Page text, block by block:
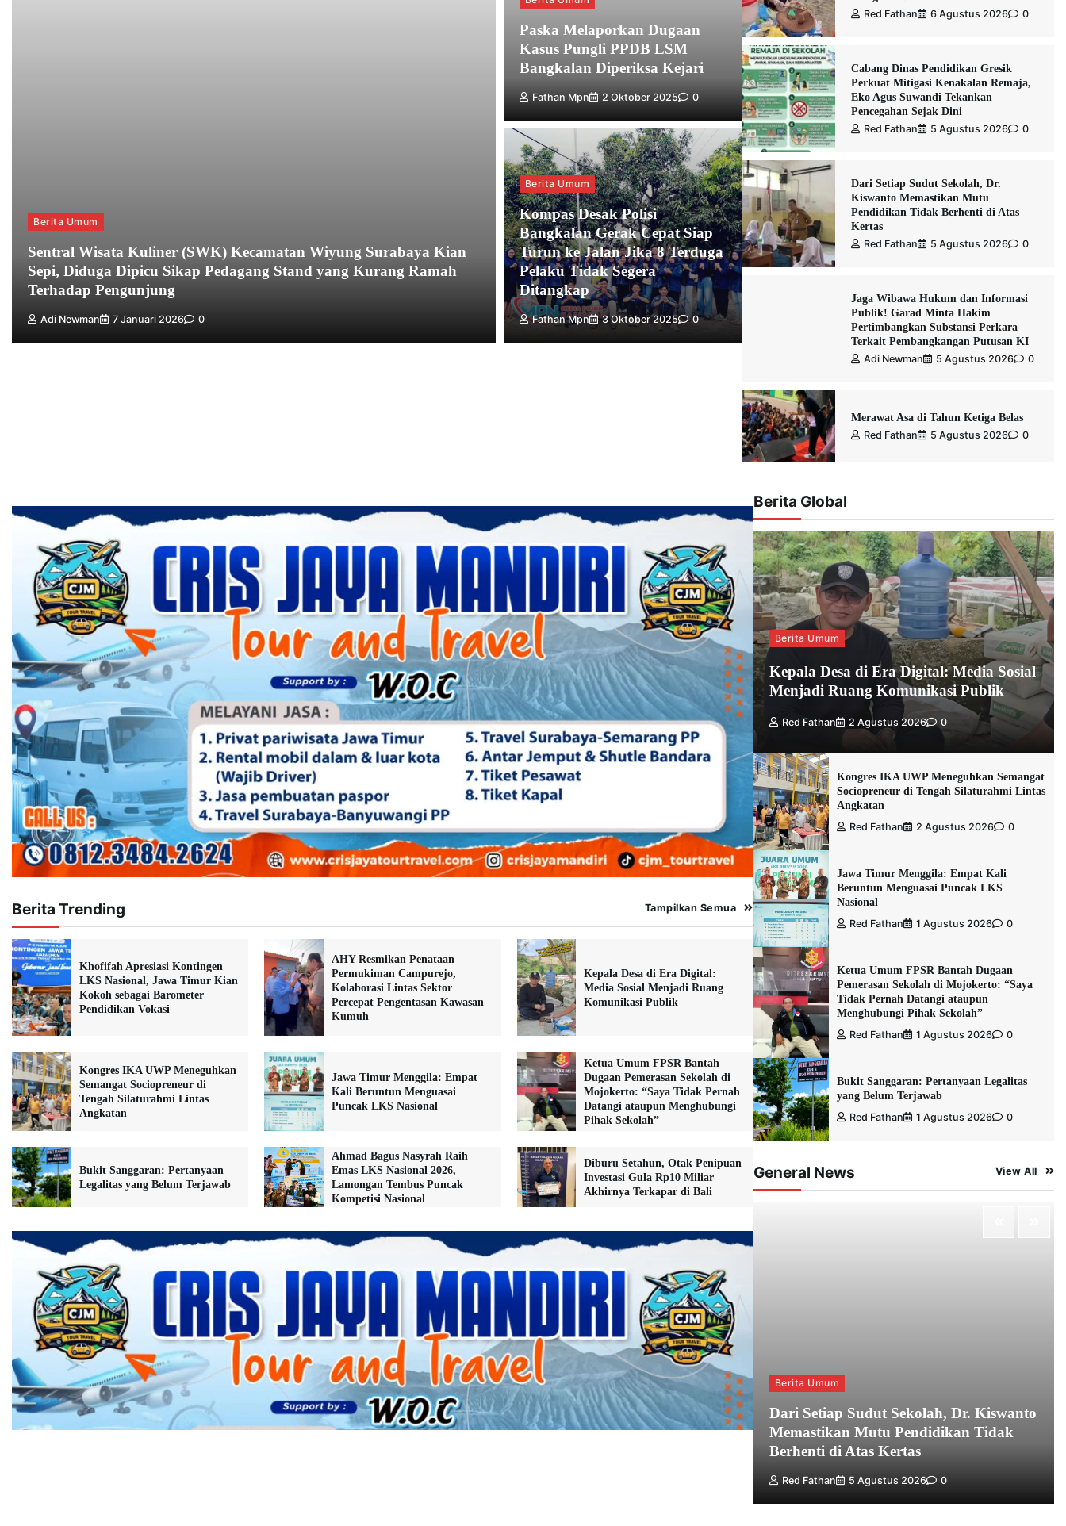
Berita Umum
Sentral Wisata Kuliner (SWK) Kecamatan Wiyung Surabaya Kian
Sepi, Diduga Dipicu Sikap Pedagang Stand yang Kurang Ramah
Terhadap Pengunjung
Adi Newman 7 Januari 2026 0
Paska Melaporkan Dugaan
Kasus Pungli PPDB LSM
Bangkalan Diperiksa Kejari
Fathan Mpn 2 Oktober 2025 0
Berita Umum
Kompas Desak Polisi
Bangkalan Gerak Cepat Siap
Turun ke Jalan Jika 8 Terduga
Pelaku Tidak Segera
Ditangkap
Fathan Mpn 3 Oktober 2025 0
Red Fathan 6 Agustus 2026 0
Cabang Dinas Pendidikan Gresik
Perkuat Mitigasi Kenakalan Remaja,
Eko Agus Suwandi Tekankan
Pencegahan Sejak Dini
Red Fathan 5 Agustus 2026 0
Dari Setiap Sudut Sekolah, Dr.
Kiswanto Memastikan Mutu
Pendidikan Tidak Berhenti di Atas
Kertas
Red Fathan 5 Agustus 2026 0
Jaga Wibawa Hukum dan Informasi
Publik! Garad Minta Hakim
Pertimbangkan Substansi Perkara
Terkait Pembangkangan Putusan KI
Adi Newman 5 Agustus 2026 0
Merawat Asa di Tahun Ketiga Belas
Red Fathan 5 Agustus 2026 0
Berita Trending Tampilkan Semua
Khofifah Apresiasi Kontingen
LKS Nasional, Jawa Timur Kian
Kokoh sebagai Barometer
Pendidikan Vokasi
AHY Resmikan Penataan
Permukiman Campurejo,
Kolaborasi Lintas Sektor
Percepat Pengentasan Kawasan
Kumuh
Kepala Desa di Era Digital:
Media Sosial Menjadi Ruang
Komunikasi Publik
Kongres IKA UWP Meneguhkan
Semangat Sociopreneur di
Tengah Silaturahmi Lintas
Angkatan
Jawa Timur Menggila: Empat
Kali Beruntun Menguasai
Puncak LKS Nasional
Ketua Umum FPSR Bantah
Dugaan Pemerasan Sekolah di
Mojokerto: “Saya Tidak Pernah
Datangi ataupun Menghubungi
Pihak Sekolah”
Bukit Sanggaran: Pertanyaan
Legalitas yang Belum Terjawab
Ahmad Bagus Nasyrah Raih
Emas LKS Nasional 2026,
Lamongan Tembus Puncak
Kompetisi Nasional
Diburu Setahun, Otak Penipuan
Investasi Gula Rp10 Miliar
Akhirnya Terkapar di Bali
Berita Global
Berita Umum
Kepala Desa di Era Digital: Media Sosial
Menjadi Ruang Komunikasi Publik
Red Fathan 2 Agustus 2026 0
Kongres IKA UWP Meneguhkan Semangat
Sociopreneur di Tengah Silaturahmi Lintas
Angkatan
Red Fathan 2 Agustus 2026 0
Jawa Timur Menggila: Empat Kali
Beruntun Menguasai Puncak LKS
Nasional
Red Fathan 1 Agustus 2026 0
Ketua Umum FPSR Bantah Dugaan
Pemerasan Sekolah di Mojokerto: “Saya
Tidak Pernah Datangi ataupun
Menghubungi Pihak Sekolah”
Red Fathan 1 Agustus 2026 0
Bukit Sanggaran: Pertanyaan Legalitas
yang Belum Terjawab
Red Fathan 1 Agustus 2026 0
General News View All
Berita Umum
Demo Mahmudi dan Mathur Khusairi
Soroti Dugaan Pembiaran Perizinan
Berita Umum
Dari Setiap Sudut Sekolah, Dr. Kiswanto
Memastikan Mutu Pendidikan Tidak
Berhenti di Atas Kertas
Red Fathan 5 Agustus 2026 0